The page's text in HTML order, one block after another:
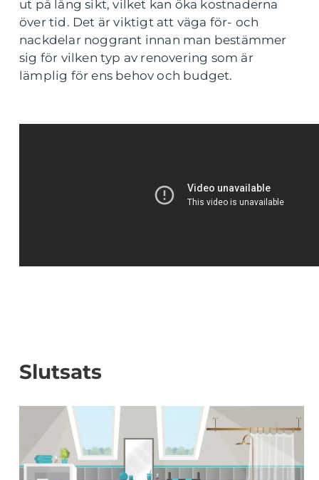
ut på lång sikt, vilket kan öka kostnaderna
över tid. Det är viktigt att väga för- och
nackdelar noggrant innan man bestämmer
sig för vilken typ av renovering som är
lämplig för ens behov och budget.
Slutsats